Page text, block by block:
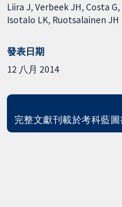
Liira J Verbeek JH Costa G
Isotalo LK Ruotsalainen JH
發表日期
12 八月 2014
完整文獻刊載於考科藍